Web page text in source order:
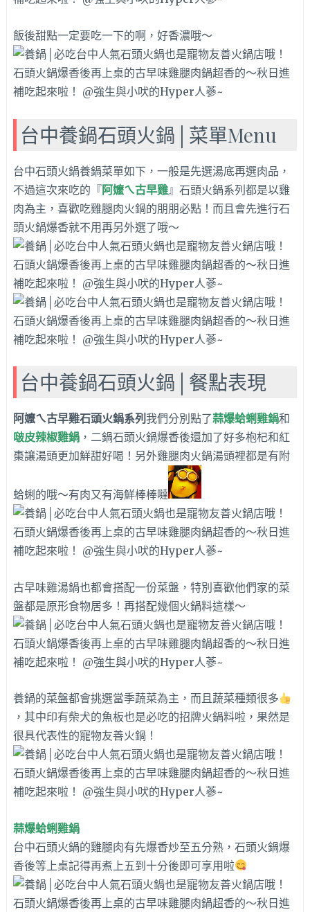
飯後甜點一定要吃一下的啊，好香濃哦～
台中養鍋石頭火鍋│菜單Menu
台中石頭火鍋養鍋菜單如下，一般是先選湯底再選肉品，
不過這次來吃的『阿嬤ㄟ古早雞』石頭火鍋系列都是以雞
肉為主，喜歡吃雞腿肉火鍋的朋朋必點！而且會先進行石
頭火鍋爆香就不用再另外選了哦～
台中養鍋石頭火鍋│餐點表現
阿嬤ㄟ古早雞石頭火鍋系列 我們分別點了蒜爆蛤蜊雞鍋和
啵皮辣椒雞鍋， 二鍋石頭火鍋爆香後還加了好多枹杞和紅
棗讓湯頭更加鮮甜好喝！另外雞腿肉火鍋湯頭裡都是有附
蛤蜊的哦～有肉又有海鮮棒棒噠
古早味雞湯鍋也都會搭配一份菜盤，特別喜歡他們家的菜
盤都是原形食物居多！再搭配幾個火鍋料這樣～
養鍋的菜盤都會挑選當季蔬菜為主，而且蔬菜種類很多
，其中印有柴犬的魚板也是必吃的招牌火鍋料啦，果然是
很具代表性的寵物友善火鍋！
蒜爆蛤蜊雞鍋
台中石頭火鍋的雞腿肉有先爆香炒至五分熟，石頭火鍋爆
香後等上桌記得再煮上五到十分後即可享用啦